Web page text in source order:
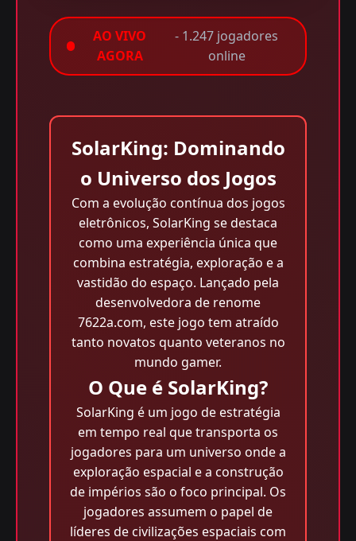
AO VIVO
AGORA
- 1.247 jogadores
online
SolarKing: Dominando
o Universo dos Jogos
Com a evolução contínua dos jogos
eletrônicos, SolarKing se destaca
como uma experiência única que
combina estratégia, exploração e a
vastidão do espaço. Lançado pela
desenvolvedora de renome
7622a.com, este jogo tem atraído
tanto novatos quanto veteranos no
mundo gamer.
O Que é SolarKing?
SolarKing é um jogo de estratégia
em tempo real que transporta os
jogadores para um universo onde a
exploração espacial e a construção
de impérios são o foco principal. Os
jogadores assumem o papel de
líderes de civilizações espaciais com